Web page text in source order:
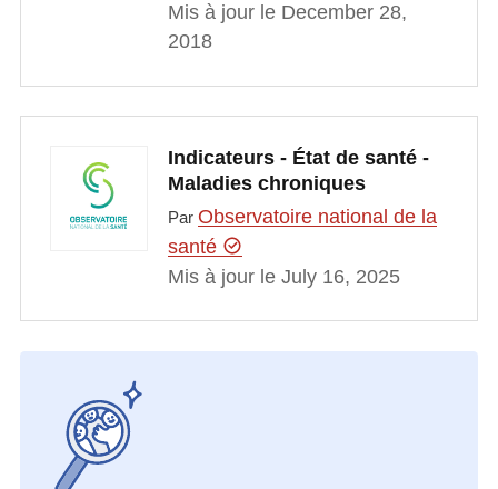
Mis à jour le December 28,
2018
Indicateurs - État de santé -
Maladies chroniques
Par Observatoire national de la
santé
Mis à jour le July 16, 2025